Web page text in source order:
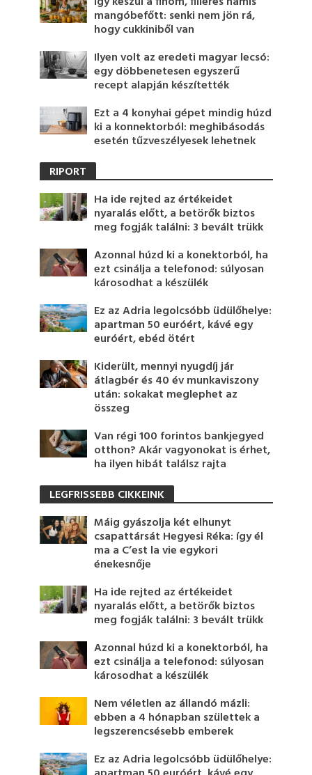
mangóbefőtt: senki nem jön rá,
hogy cukkiniből van
Ilyen volt az eredeti magyar lecsó:
egy döbbenetesen egyszerű
recept alapján készítették
Ezt a 4 konyhai gépet mindig húzd
ki a konnektorból: meghibásodás
esetén tűzveszélyesek lehetnek
RIPORT
Ha ide rejted az értékeidet
nyaralás előtt, a betörők biztos
meg fogják találni: 3 bevált trükk
Azonnal húzd ki a konektorból, ha
ezt csinálja a telefonod: súlyosan
károsodhat a készülék
Ez az Adria legolcsóbb üdülőhelye:
apartman 50 euróért, kávé egy
euróért, ebéd ötért
Kiderült, mennyi nyugdíj jár
átlagbér és 40 év munkaviszony
után: sokakat meglephet az
összeg
Van régi 100 forintos bankjegyed
otthon? Akár vagyonokat is érhet,
ha ilyen hibát találsz rajta
LEGFRISSEBB CIKKEINK
Máig gyászolja két elhunyt
csapattársát Hegyesi Réka: így él
ma a C’est la vie egykori
énekesnője
Ha ide rejted az értékeidet
nyaralás előtt, a betörők biztos
meg fogják találni: 3 bevált trükk
Azonnal húzd ki a konektorból, ha
ezt csinálja a telefonod: súlyosan
károsodhat a készülék
Nem véletlen az állandó mázli:
ebben a 4 hónapban születtek a
legszerencsésebb emberek
Ez az Adria legolcsóbb üdülőhelye: